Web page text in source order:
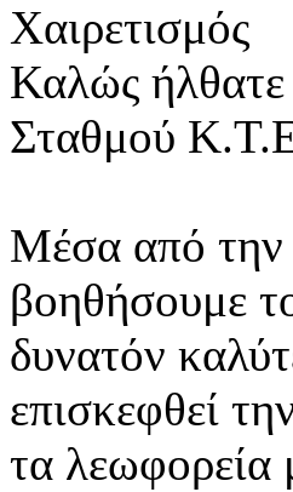
Χαιρετισμός
Καλώς ήλθατε
Σταθμού
Μέσα από την
βοηθήσουμε
δυνατόν
επισκεφθεί
τα λεωφορεία